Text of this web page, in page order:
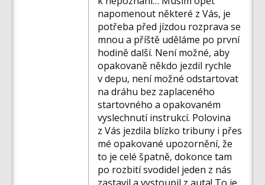
napomenout některé z Vás, je
potřeba před jízdou rozprava se
mnou a příště uděláme po první
hodině další. Není možné, aby
opakovaně někdo jezdil rychle
v depu, není možné odstartovat
na dráhu bez zaplaceného
startovného a opakovaném
vyslechnutí instrukcí. Polovina
z Vás jezdila blízko tribuny i přes
mé opakované upozornění, že
to je celé špatně, dokonce tam
po rozbití svodidel jeden z nás